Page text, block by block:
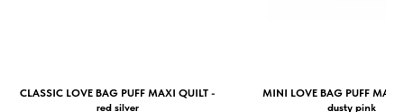
CLASSIC LOVE BAG PUFF MAXI QUILT -
red silver
MINI LOVE BAG PUFF MAXI
dusty pink